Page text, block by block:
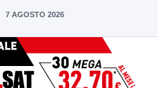
7 AGOSTO 2026